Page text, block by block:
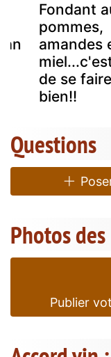
Fondant
pommes,
amandes
de se
bien!!
Questions
Photos
Publier